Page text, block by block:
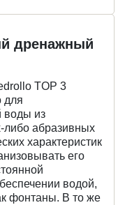
дренажный
TOP 3
для
воды из
либо абразивных
характеристик
его
водой,
фонтаны. В то же